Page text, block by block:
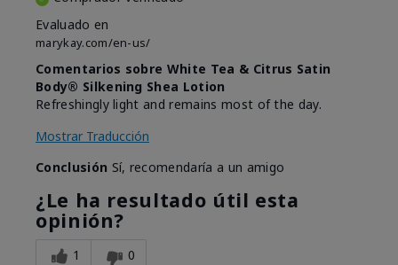
Evaluado en
marykay.com/en-us/
Comentarios sobre White Tea & Citrus Satin
Body® Silkening Shea Lotion
Refreshingly light and remains most of the day.
Mostrar Traducción
Conclusión Sí, recomendaría a un amigo
¿Le ha resultado útil esta
opinión?
1 0